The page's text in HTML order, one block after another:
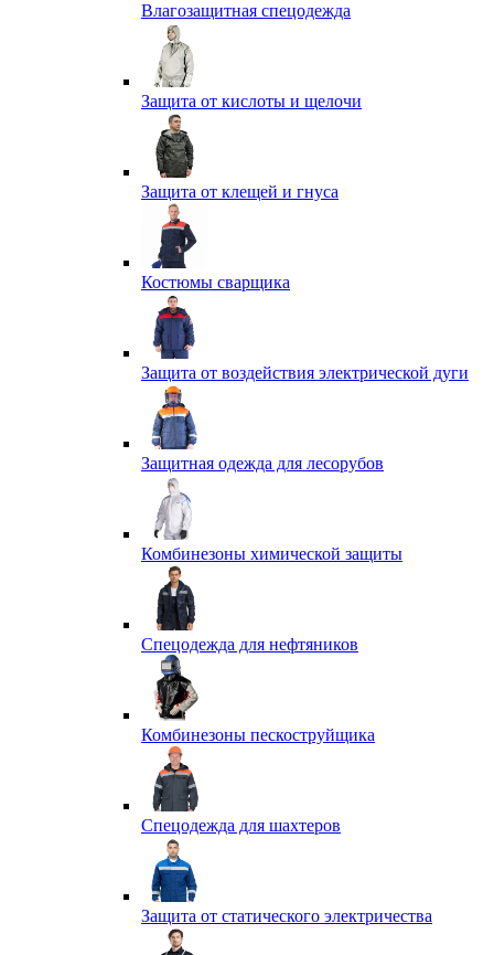
Влагозащитная спецодежда
Защита от кислоты и щелочи
Защита от клещей и гнуса
Костюмы сварщика
Защита от воздействия электрической дуги
Защитная одежда для лесорубов
Комбинезоны химической защиты
Спецодежда для нефтяников
Комбинезоны пескоструйщика
Спецодежда для шахтеров
Защита от статического электричества